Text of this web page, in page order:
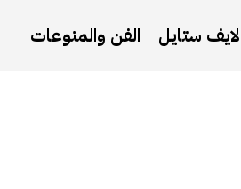
لايف ستايل الفن والمنوعات